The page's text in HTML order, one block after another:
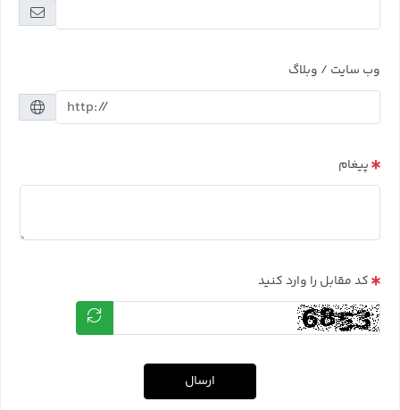
وب سایت / وبلاگ
پیغام
کد مقابل را وارد کنید
ارسال